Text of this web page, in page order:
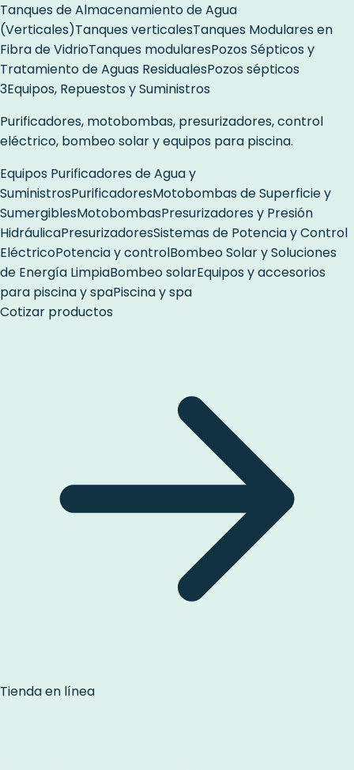
Tanques de Almacenamiento de Agua
(Verticales)Tanques verticalesTanques Modulares en
Fibra de VidrioTanques modularesPozos Sépticos y
Tratamiento de Aguas ResidualesPozos sépticos
3Equipos, Repuestos y Suministros
Purificadores, motobombas, presurizadores, control
eléctrico, bombeo solar y equipos para piscina.
Equipos Purificadores de Agua y
SuministrosPurificadoresMotobombas de Superficie y
SumergiblesMotobombasPresurizadores y Presión
HidráulicaPresurizadoresSistemas de Potencia y Control
EléctricoPotencia y controlBombeo Solar y Soluciones
de Energía LimpiaBombeo solarEquipos y accesorios
para piscina y spaPiscina y spa
Cotizar productos
Tienda en línea